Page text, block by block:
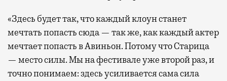
«Здесь будет так, что каждый клоун станет
мечтать попасть сюда — так же, как каждый актер
мечтает попасть в Авиньон. Потому что Старица
— место силы. Мы на фестивале уже второй раз, и
точно понимаем: здесь усиливается сама сила